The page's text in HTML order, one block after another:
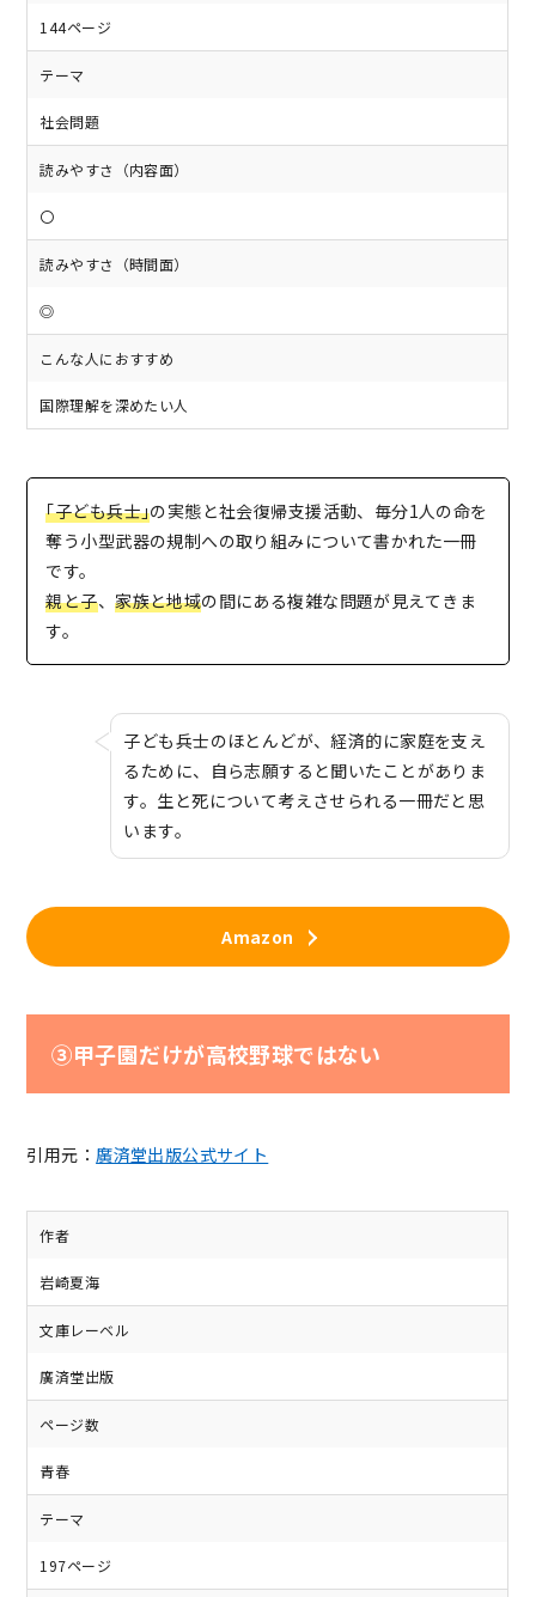
144ページ
テーマ
社会問題
読みやすさ（内容面）
〇
読みやすさ（時間面）
◎
こんな人におすすめ
国際理解を深めたい人
｢子ども兵士｣の実態と社会復帰支援活動、毎分1人の命を
奪う小型武器の規制への取り組みについて書かれた一冊
です。
親と子、家族と地域の間にある複雑な問題が見えてきま
す。
子ども兵士のほとんどが、経済的に家庭を支え
るために、自ら志願すると聞いたことがありま
す。生と死について考えさせられる一冊だと思
います。
Amazon
③甲子園だけが高校野球ではない
引用元： 廣済堂出版公式サイト
作者
岩崎夏海
文庫レーベル
廣済堂出版
ページ数
青春
テーマ
197ページ